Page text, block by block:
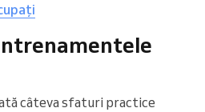
câteva sfaturi practice